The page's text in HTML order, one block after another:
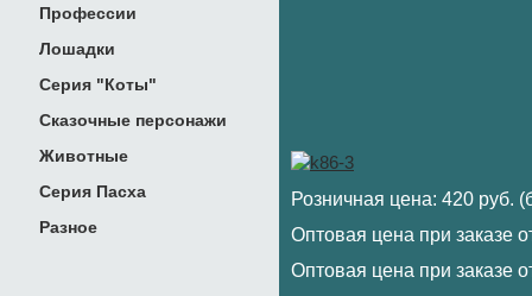
Розничная цена: 420 руб.
Оптовая цена при заказе
Оптовая цена при заказе
Профессии
Лошадки
Серия "Коты"
Сказочные персонажи
Животные
Серия Пасха
Разное